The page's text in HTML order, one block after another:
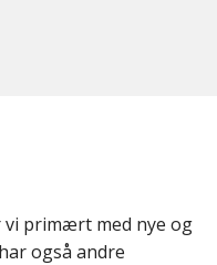
vi primært med nye og
også andre